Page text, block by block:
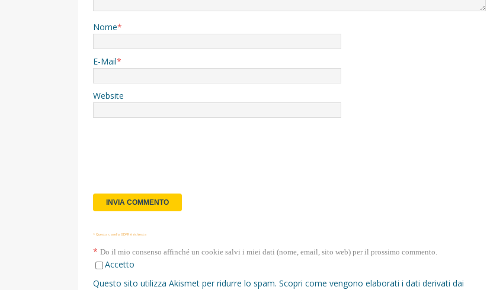
Nome*
E-Mail*
Website
* Questa casella GDPR è richiesta
* Do il mio consenso affinché un cookie salvi i miei dati (nome, email, sito web) per il prossimo commento.
Accetto
Questo sito utilizza Akismet per ridurre lo spam. Scopri come vengono elaborati i dati derivati dai